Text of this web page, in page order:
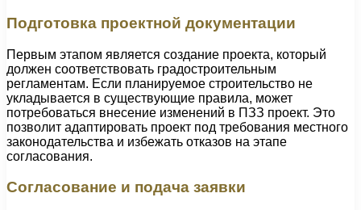
Подготовка проектной документации
Первым этапом является создание проекта, который
должен соответствовать градостроительным
регламентам. Если планируемое строительство не
укладывается в существующие правила, может
потребоваться внесение изменений в ПЗЗ проект. Это
позволит адаптировать проект под требования местного
законодательства и избежать отказов на этапе
согласования.
Согласование и подача заявки